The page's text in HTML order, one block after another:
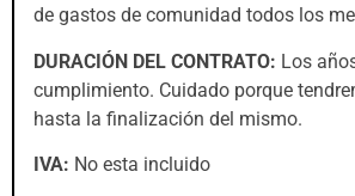
de gastos de comunidad todos los
DURACIÓN DEL CONTRATO: Los
cumplimiento. Cuidado porque
hasta la finalización del mismo.
IVA: No esta incluido